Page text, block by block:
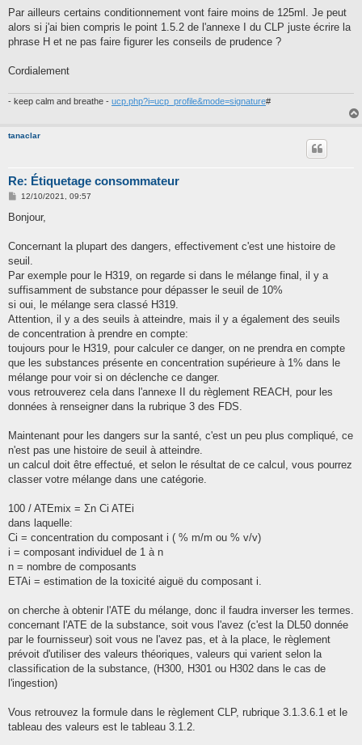
Par ailleurs certains conditionnement vont faire moins de 125ml. Je peut
alors si j'ai bien compris le point 1.5.2 de l'annexe I du CLP juste écrire la
phrase H et ne pas faire figurer les conseils de prudence ?
Cordialement
- keep calm and breathe - ucp.php?i=ucp_profile&mode=signature#
tanaclar
Re: Étiquetage consommateur
M
s
g
12/10/2021, 09:57
Bonjour,
Concernant la plupart des dangers, effectivement c'est une histoire de
seuil.
Par exemple pour le H319, on regarde si dans le mélange final, il y a
suffisamment de substance pour dépasser le seuil de 10%
si oui, le mélange sera classé H319.
Attention, il y a des seuils à atteindre, mais il y a également des seuils
de concentration à prendre en compte:
toujours pour le H319, pour calculer ce danger, on ne prendra en compte
que les substances présente en concentration supérieure à 1% dans le
mélange pour voir si on déclenche ce danger.
vous retrouverez cela dans l'annexe II du règlement REACH, pour les
données à renseigner dans la rubrique 3 des FDS.
Maintenant pour les dangers sur la santé, c'est un peu plus compliqué, ce
n'est pas une histoire de seuil à atteindre.
un calcul doit être effectué, et selon le résultat de ce calcul, vous pourrez
classer votre mélange dans une catégorie.
100 / ATEmix = Σn Ci ATEi
dans laquelle:
Ci = concentration du composant i ( % m/m ou % v/v)
i = composant individuel de 1 à n
n = nombre de composants
ETAi = estimation de la toxicité aiguë du composant i.
on cherche à obtenir l'ATE du mélange, donc il faudra inverser les termes.
concernant l'ATE de la substance, soit vous l'avez (c'est la DL50 donnée
par le fournisseur) soit vous ne l'avez pas, et à la place, le règlement
prévoit d'utiliser des valeurs théoriques, valeurs qui varient selon la
classification de la substance, (H300, H301 ou H302 dans le cas de
l'ingestion)
Vous retrouvez la formule dans le règlement CLP, rubrique 3.1.3.6.1 et le
tableau des valeurs est le tableau 3.1.2.